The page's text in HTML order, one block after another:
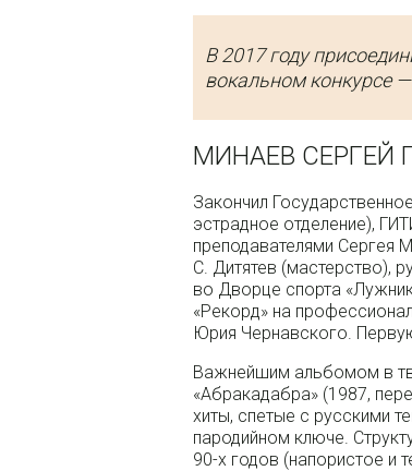
В 2017 году
вокальном конкурсе
МИНАЕВ СЕРГЕЙ
Закончил
эстрадное отделение),
преподавателями Сергея
С. Дитятев (мастерство),
во Дворце спорта
«Рекорд» на
Юрия Чернавского.
Важнейшим альбомом в
«Абракадабра» (1987,
хиты, спетые с русскими
пародийном ключе.
90-х годов (напористое и